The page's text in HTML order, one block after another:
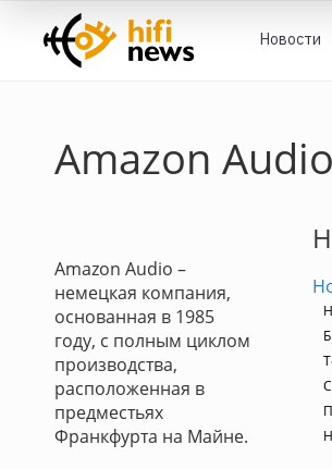
Новости
Amazon Audio
Amazon Audio –
немецкая компания,
основанная в 1985
году, с полным циклом
производства,
расположенная в
предместьях
Франкфурта на Майне.